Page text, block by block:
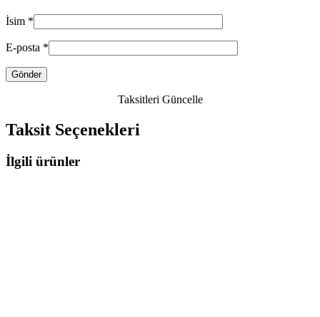
İsim *
E-posta *
Taksitleri Güncelle
Taksit Seçenekleri
İlgili ürünler